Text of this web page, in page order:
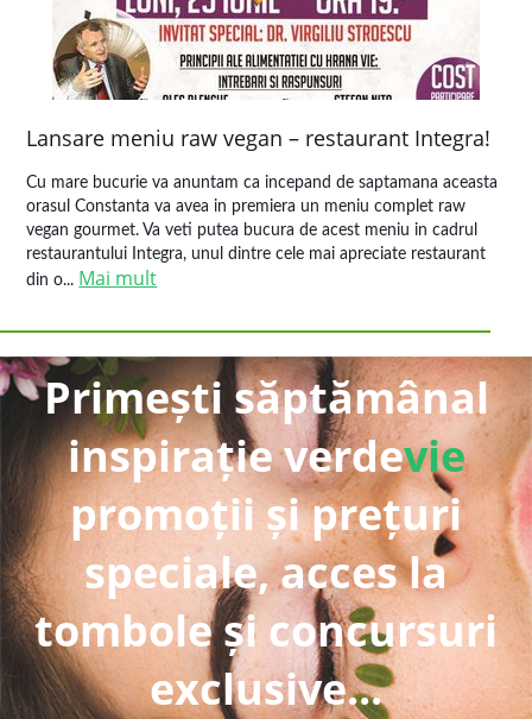
Lansare meniu raw vegan – restaurant Integra!
Cu mare bucurie va anuntam ca incepand de saptamana aceasta
orasul Constanta va avea in premiera un meniu complet raw
vegan gourmet. Va veti putea bucura de acest meniu in cadrul
restaurantului Integra, unul dintre cele mai apreciate restaurant
din o... Mai mult
Primești săptămânal
inspirație verdevie
promoții și prețuri
speciale, acces la
tombole și concursuri
exclusive...